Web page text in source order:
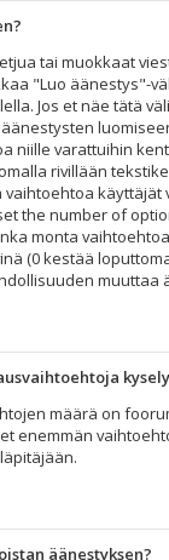
tai muokkaat
"Luo äänestys"-
Jos et näe tätä
niille varattuihin
rivillään
käyttäjät
the number of
monta
(0 kestää
muuttaa
määrä on
enemmän
äänestyksen?